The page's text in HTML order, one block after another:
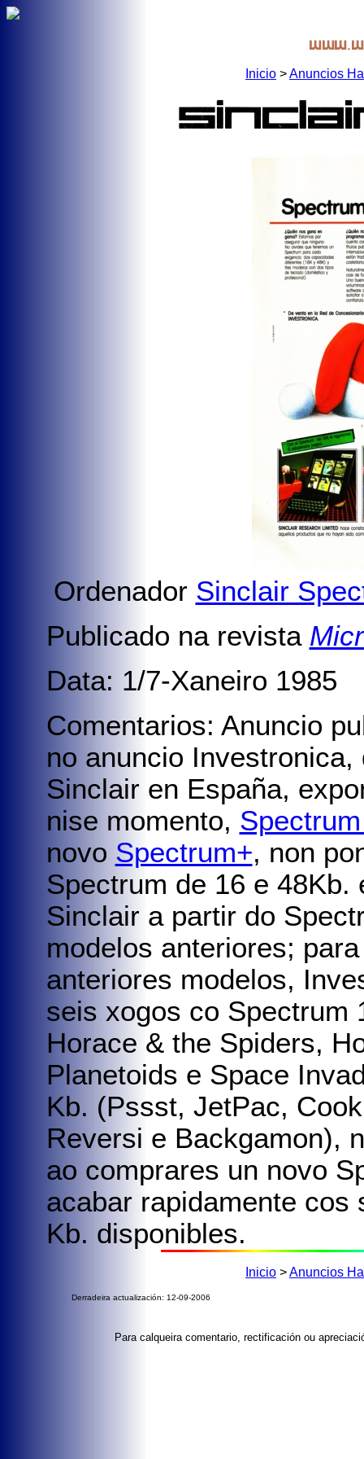
Inicio >Anuncios
Ordenador Sinclair
Publicado na revista
Data: 1/7-Xaneiro 1985
Comentarios: Anuncio
no anuncio
Sinclair en España,
nise momento,
novo Spectrum+, non
Spectrum de 16 e
Sinclair a partir do
modelos anteriores;
anteriores modelos,
seis xogos co Spectrum
Horace & the Spiders,
Planetoids e Space
Kb. (Pssst, JetPac,
Reversi e Backgamon),
ao comprares un novo
acabar rapidamente cos
Kb. disponibles.
Inicio >Anuncios
Derradeira actualización: 12-09-2006
Para calqueira comentario, rectificación ou